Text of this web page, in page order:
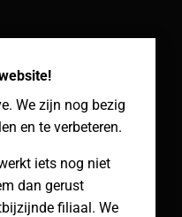
We zijn nog bezig
en te verbeteren.
iets nog niet
dan gerust
filiaal. We